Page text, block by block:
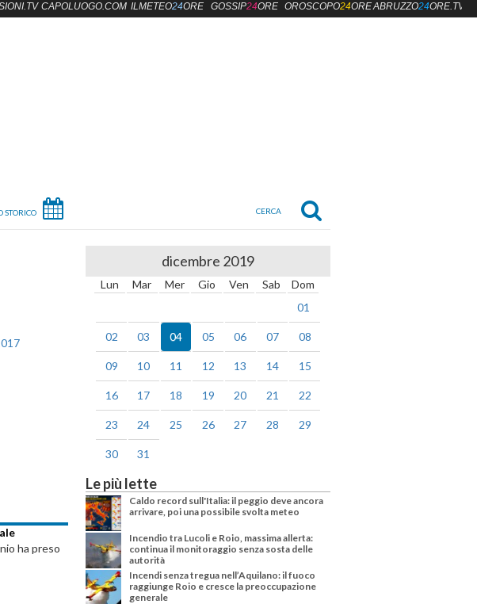
ha preso
dicembre 2019
Lun Mar Mer Gio Ven Sab
Dom
01
02 03 04 05 06 07 08
09 10 11 12 13 14 15
16 17 18 19 20 21 22
23 24 25 26 27 28 29
30 31
Le più lette
Caldo record sull'Italia: il peggio deve ancora
arrivare, poi una possibile svolta meteo
Incendio tra Lucoli e Roio, massima allerta:
continua il monitoraggio senza sosta delle
autorità
Incendi senza tregua nell’Aquilano: il fuoco
raggiunge Roio e cresce la preoccupazione
generale
CAPOLUOGO.COM ILMETEO24ORE GOSSIP24ORE OROSCOPO24OREABRUZZO24ORE.TV